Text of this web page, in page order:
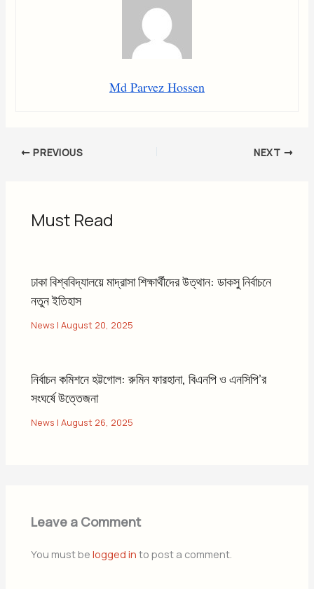
Md Parvez Hossen
PREVIOUS NEXT
Must Read
ঢাকা বিশ্ববিদ্যালয়ে মাদ্রাসা শিক্ষার্থীদের উত্থান: ডাকসু নির্বাচনে
নতুন ইতিহাস
News |August 20, 2025
নির্বাচন কমিশনে হট্টগোল: রুমিন ফারহানা, বিএনপি ও এনসিপি’র
সংঘর্ষে উত্তেজনা
News |August 26, 2025
Leave a Comment
You must belogged in to post a comment.